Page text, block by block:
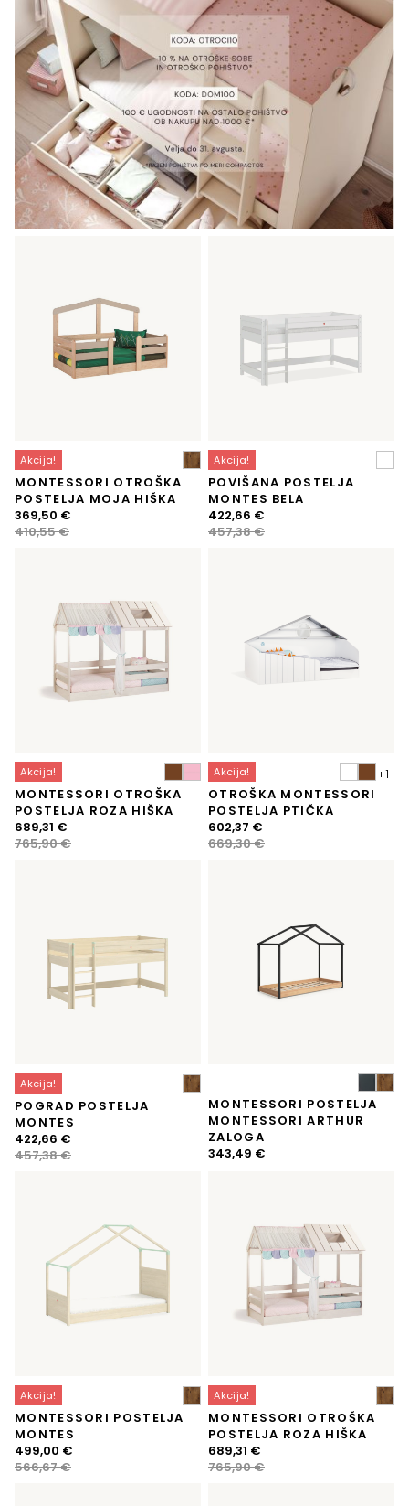
Akcija!
MONTESSORI OTROŠKA
POSTELJA MOJA HIŠKA
410,55€
Izvirna
cena
369,50 €
Trenutna
cena
Akcija!
POVIŠANA POSTELJA
MONTES BELA
457,38€
Izvirna
cena
422,66 €
Trenutna
cena
Akcija!
MONTESSORI OTROŠKA
POSTELJA ROZA HIŠKA
765,90€
Izvirna
cena
689,31 €
Trenutna
cena
Akcija!
OTROŠKA MONTESSORI
POSTELJA PTIČKA
669,30€
Izvirna
cena
602,37 €
Trenutna
cena
Akcija!
POGRAD POSTELJA
MONTES
457,38€
Izvirna
cena
422,66 €
Trenutna
cena
MONTESSORI POSTELJA
MONTESSORI ARTHUR
ZALOGA
343,49 €
Akcija!
MONTESSORI POSTELJA
MONTES
566,67€
Izvirna
cena
499,00 €
Trenutna
cena
Akcija!
MONTESSORI OTROŠKA
POSTELJA ROZA HIŠKA
765,90€
Izvirna
cena
689,31 €
Trenutna
cena